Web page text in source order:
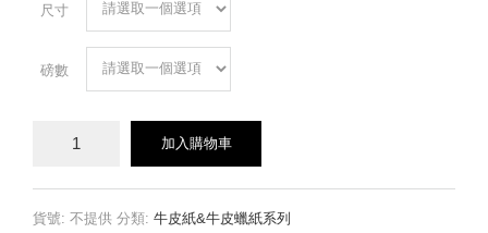
尺寸
磅數
透
數
加入購物車
貨號: 不提供 分類: 牛皮紙&牛皮蠟紙系列